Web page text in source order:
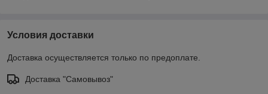
Условия доставки
Доставка осуществляется только по предоплате.
Доставка "Самовывоз"